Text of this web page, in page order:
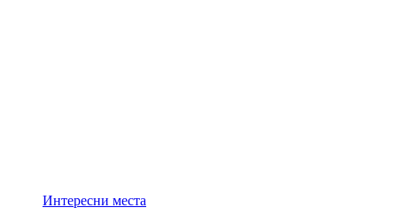
Интересни места